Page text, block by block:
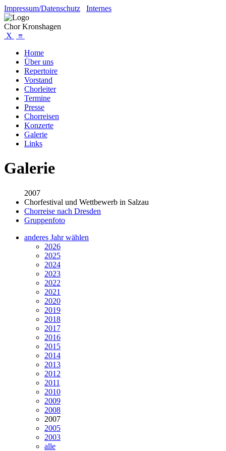
Impressum/Datenschutz Internes
Chor Kronshagen
X
≡
Home
Über uns
Repertoire
Vorstand
Chorleiter
Termine
Presse
Chorreisen
Konzerte
Galerie
Links
Galerie
2007
Chorfestival und Wettbewerb in Salzau
Chorreise nach Dresden
Gruppenfoto
anderes Jahr wählen
2026
2025
2024
2023
2022
2021
2020
2019
2018
2017
2016
2015
2014
2013
2012
2011
2010
2009
2008
2007
2005
2003
alle